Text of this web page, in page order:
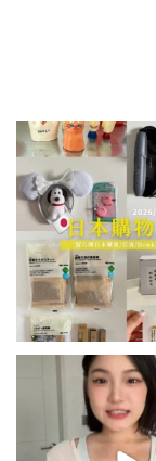
💭留言「免費」傳日
貨/機場/Donki/折
75
💭留言「美背」傳
🏷️#吉推韓
...
48